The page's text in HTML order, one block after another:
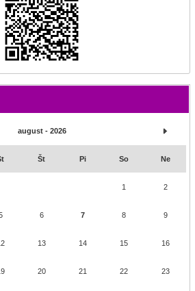
august - 2026
Št Pi So Ne
1 2
6 7 8 9
13 14 15 16
20 21 22 23